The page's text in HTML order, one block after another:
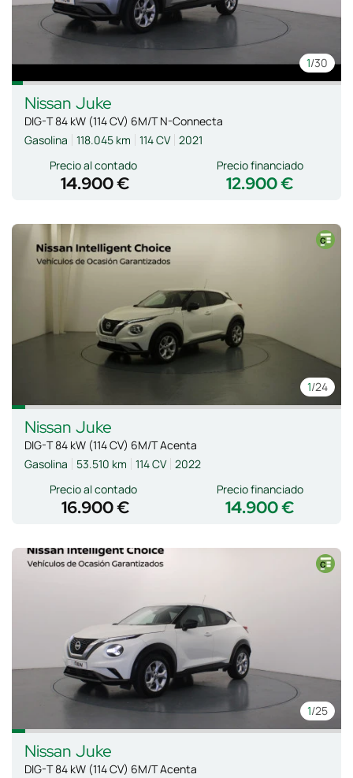
1/30
Nissan Juke
DIG-T 84 kW (114 CV) 6M/T N-Connecta
Gasolina
118.045 km 114 CV 2021
Precio al contado
14.900 € 12.900 €
Precio financiado
1/24
Nissan Juke
DIG-T 84 kW (114 CV) 6M/T Acenta
Gasolina
53.510 km 114 CV 2022
Precio al contado
16.900 € 14.900 €
Precio financiado
1/25
Nissan Juke
DIG-T 84 kW (114 CV) 6M/T Acenta